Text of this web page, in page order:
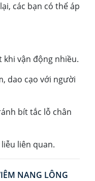
các bạn có thể áp
khi vận động nhiều.
dao cạo với người
bít tắc lỗ chân
liên quan.
NANG LÔNG